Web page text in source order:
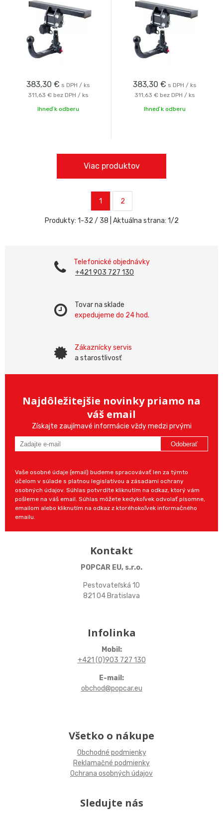
383,30 € s DPH / ks
311,63 € bez DPH / ks
Ihneď k odberu
383,30 € s DPH / ks
311,63 € bez DPH / ks
Ihneď k odberu
Viac produktov
1 2
Produkty: 1-32 / 38 | Aktuálna strana: 1/2
Telefonické objednávky
+421 903 727 130
Tovar na sklade
expedujeme do 24 hod.
Zákaznícky servis
a starostlivosť
Najdôležitejšie novinky priamo na
váš email
Získajte zaujímavé informácie vždy medzi prvými
Odoberať
Vaše osobné údaje (email) budeme spracovávať len za týmto
účelom v súlade s platnou legislatívou a zásadami ochrany
osobných údajov. Súhlas potvrdíte kliknutím na odkaz, ktorý vám
pošleme na váš email. Súhlas môžete kedykoľvek odvolať písomne,
emailom alebo kliknutím na odkaz z ktoréhokoľvek informačného
emailu.
Kontakt
POPCAR EU, s.r.o.
Pestovateľská 10
821 04 Bratislava
Infolinka
Mobil:
+421 (0)903 727 130
E-mail:
obchod@popcar.eu
Všetko o nákupe
Obchodné podmienky
Reklamačné podmienky
Ochrana osobných údajov
Sledujte nás